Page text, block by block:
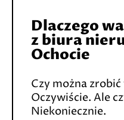
Dlaczego
z biura
Ochocie
Czy można
Oczywiście. Ale
Niekoniecznie.